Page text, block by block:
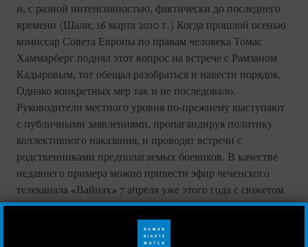
и, с разной интенсивностью, фактически до последнего
времени (Шали, 16 марта 2010 г.) Когда прошлой осенью
комиссар Совета Европы по правам человека Томас
Хаммарберг поднял этот вопрос на встрече с Рамзаном
Кадыровым, тот обещал разобраться и навести порядок.
Однако конкретных мер так и не последовало.
Руководители местного уровня по-прежнему выступают
с публичными заявлениями, пропагандируя политику
коллективного наказания, и проводят встречи с
родственниками предполагаемых боевиков. В качестве
недавнего примера можно привести эфир чеченского
телеканала «Вайнах» 7 апреля уже этого года с сюжетом
о такой встрече. Мэр Грозного Муслим Хучиев открыто
угрожал, что к родителям боевиков будут относиться так
же, как их дети относятся к другим гражданам. А префект